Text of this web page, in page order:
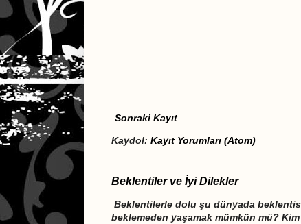
Sonraki Kayıt
Kaydol: Kayıt Yorumları (Atom)
Beklentiler ve İyi Dilekler
Beklentilerle dolu şu dünyada
beklemeden yaşamak mümkün mü?